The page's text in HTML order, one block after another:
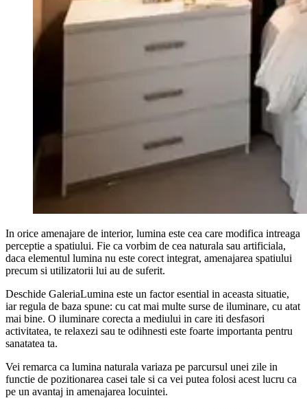
In orice amenajare de interior, lumina este cea care modifica intreaga
perceptie a spatiului. Fie ca vorbim de cea naturala sau artificiala,
daca elementul lumina nu este corect integrat, amenajarea spatiului
precum si utilizatorii lui au de suferit.
Deschide GaleriaLumina este un factor esential in aceasta situatie,
iar regula de baza spune: cu cat mai multe surse de iluminare, cu atat
mai bine. O iluminare corecta a mediului in care iti desfasori
activitatea, te relaxezi sau te odihnesti este foarte importanta pentru
sanatatea ta.
Vei remarca ca lumina naturala variaza pe parcursul unei zile in
functie de pozitionarea casei tale si ca vei putea folosi acest lucru ca
pe un avantaj in amenajarea locuintei.